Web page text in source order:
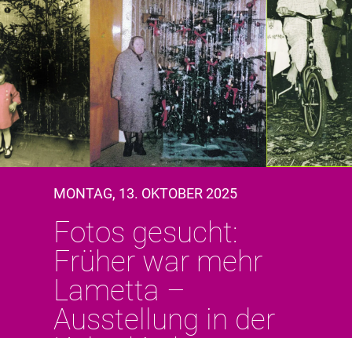
MONTAG, 13. OKTOBER 2025
Fotos gesucht:
Früher war mehr
Lametta –
Ausstellung in der